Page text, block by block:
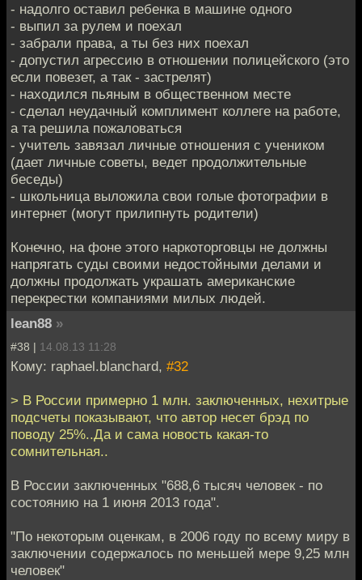
- надолго оставил ребенка в машине одного
- выпил за рулем и поехал
- забрали права, а ты без них поехал
- допустил агрессию в отношении полицейского (это
если повезет, а так - застрелят)
- находился пьяным в общественном месте
- сделал неудачный комплимент коллеге на работе,
а та решила пожаловаться
- учитель завязал личные отношения с учеником
(дает личные советы, ведет продолжительные
беседы)
- школьница выложила свои голые фотографии в
интернет (могут прилипнуть родители)
Конечно, на фоне этого наркоторговцы не должны
напрягать суды своими недостойными делами и
должны продолжать украшать американские
перекрестки компаниями милых людей.
lean88 »
#38 | 14.08.13 11:28
Кому: raphael.blanchard, #32
> В России примерно 1 млн. заключенных, нехитрые
подсчеты показывают, что автор несет брэд по
поводу 25%..Да и сама новость какая-то
сомнительная..
В России заключенных "688,6 тысяч человек - по
состоянию на 1 июня 2013 года".
"По некоторым оценкам, в 2006 году по всему миру в
заключении содержалось по меньшей мере 9,25 млн
человек"